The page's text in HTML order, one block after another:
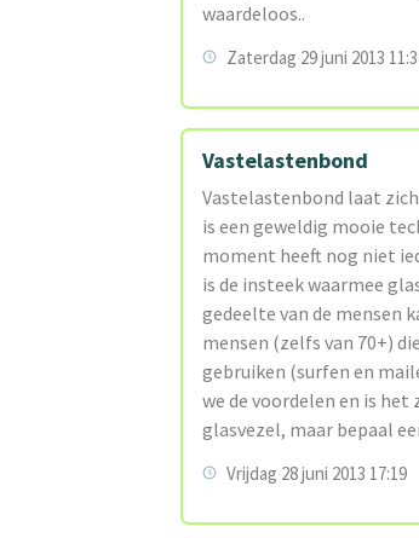
waardeloos..
Zaterdag 29 juni 2013
Vastelastenbond
Vastelastenbond laat
is een geweldig mooie
moment heeft nog niet
is de insteek waarmee
gedeelte van de mensen
mensen (zelfs van 70+)
gebruiken (surfen en
we de voordelen en is
glasvezel, maar bepaal
Vrijdag 28 juni 2013 17:19